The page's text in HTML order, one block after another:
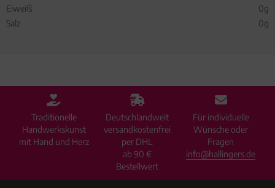
Eiweiß
0g
Salz
0g
Traditionelle
Handwerkskunst
mit Hand und Herz
Deutschlandweit
versandkostenfrei
per DHL
ab 90 €
Bestellwert
Für individuelle
Wünsche oder
Fragen
info@hallingers.de